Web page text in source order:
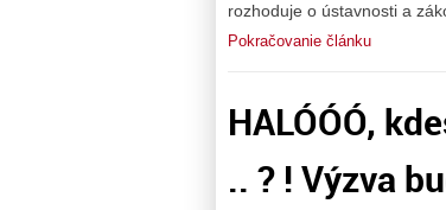
rozhoduje o ústavnosti a
Pokračovanie článku
HALÓÓÓ,
.. ? ! Výzva